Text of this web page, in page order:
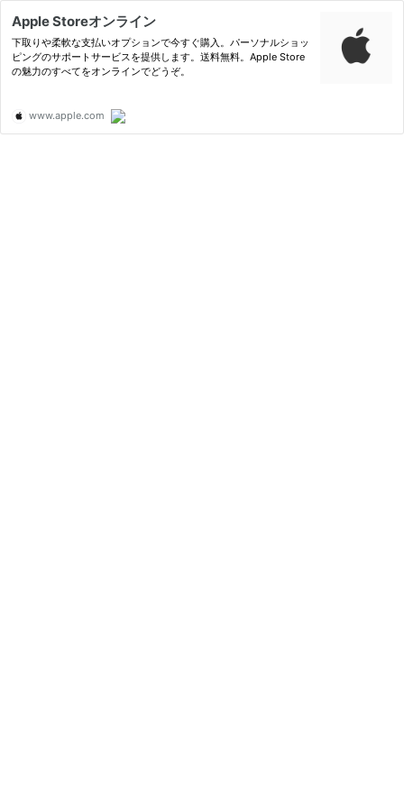
Apple Storeオンライン
下取りや柔軟な支払いオプションで今すぐ購入。パーソナルショッ
ピングのサポートサービスを提供します。送料無料。Apple Store
の魅力のすべてをオンラインでどうぞ。
www.apple.com